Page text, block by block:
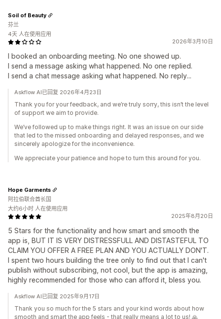
2026年3月10日
I booked an onboarding meeting. No one showed up.
I send a message asking what happened. No one replied.
I send a chat message asking what happened. No reply...
Soil of Beauty
芬兰
4天 人在使用应用
Askflow AI已回复 2026年4月23日
Thank you for your feedback, and we’re truly sorry, this isn’t the level
of support we aim to provide.
We’ve followed up to make things right. It was an issue on our side
that led to the missed onboarding and delayed responses, and we
sincerely apologize for the inconvenience.
We appreciate your patience and hope to turn this around for you.
2025年8月20日
5 Stars for the functionality and how smart and smooth the
app is, BUT IT IS VERY DISTRESSFULL AND DISTASTEFUL TO
CLAIM YOU OFFER A FREE PLAN AND YOU ACTUALLY DON'T.
I spent two hours building the tree only to find out that I can't
publish without subscribing, not cool, but the app is amazing,
highly recommended for those who can afford it, bless you.
Hope Garments
阿拉伯联合酋长国
大约6小时 人在使用应用
Askflow AI已回复 2025年9月17日
Thank you so much for the 5 stars and your kind words about how
smooth and smart the app feels - that really means a lot to us! 🙏